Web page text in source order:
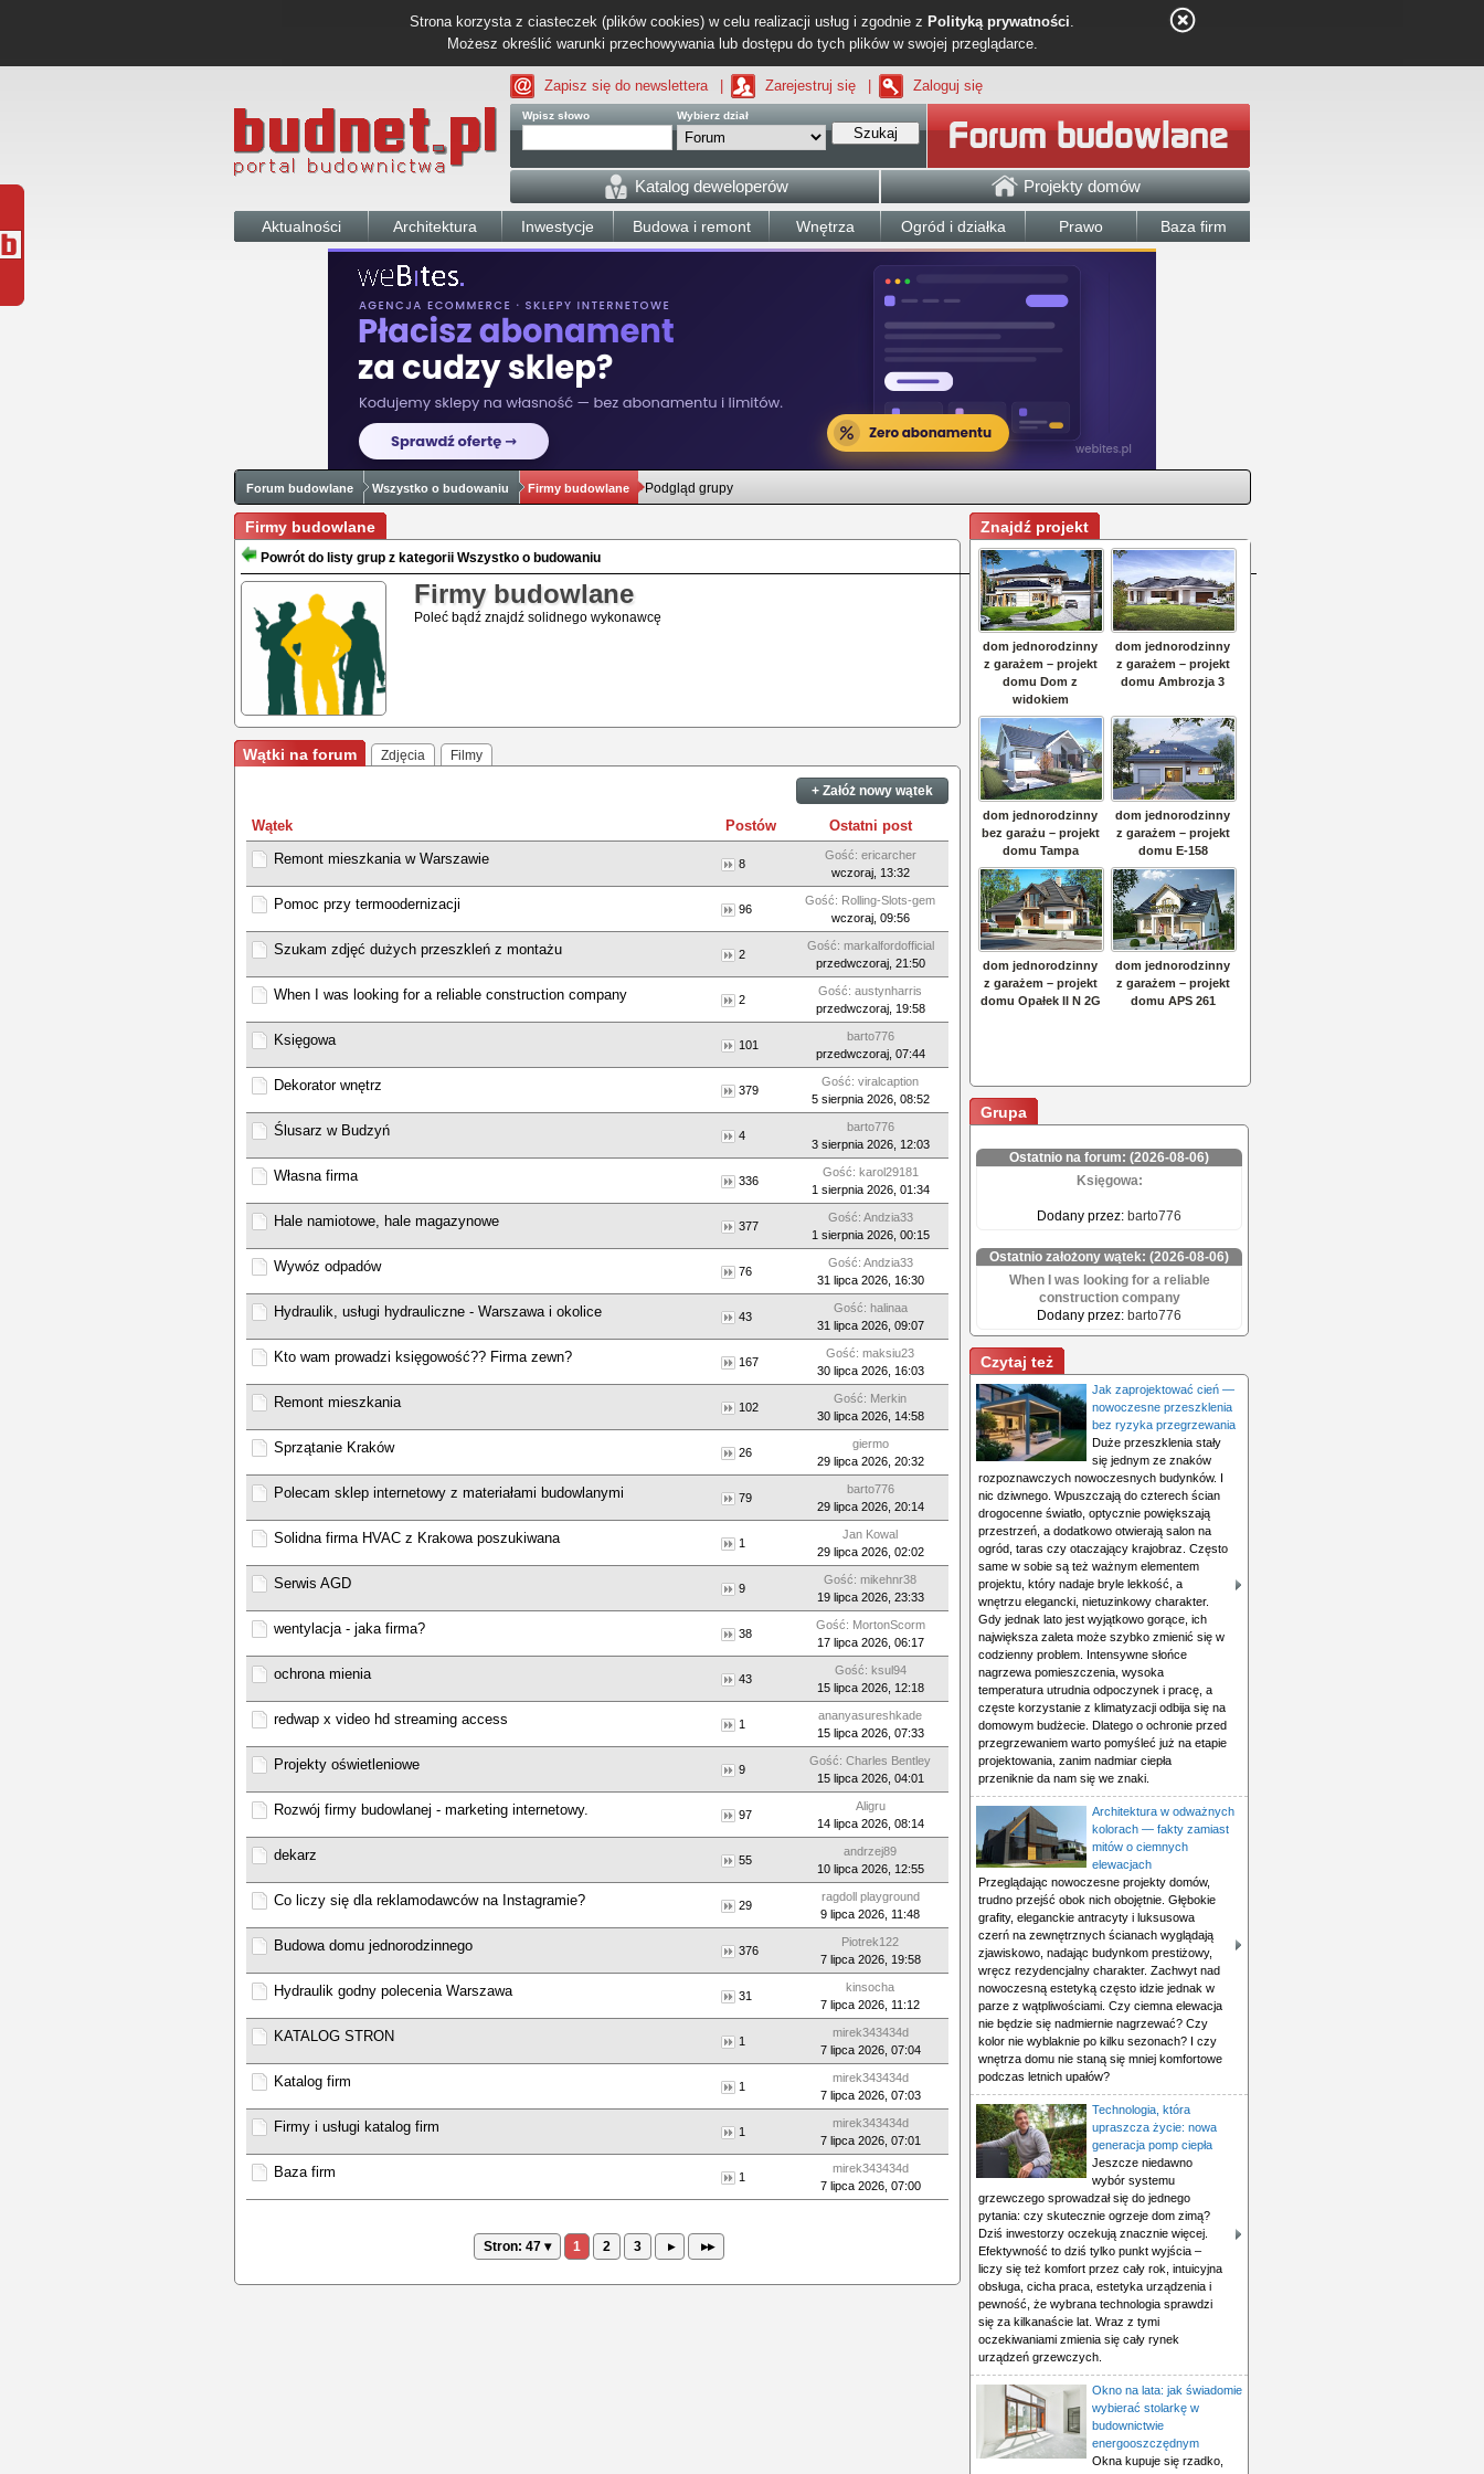
Strona korzysta z ciasteczek (plików cookies) w celu realizacji usług i zgodnie z Polityką prywatności.
Możesz określić warunki przechowywania lub dostępu do tych plików w swojej przeglądarce.
Zapisz się do newslettera Zarejestruj się Zaloguj się
Wpisz słowo Wybierz dział
Szukaj
Katalog deweloperów Projekty domów
Aktualności Architektura Inwestycje Budowa i remont Wnętrza Ogród i działka Prawo Baza firm
Forum budowlane Wszystko o budowaniu Firmy budowlane Podgląd grupy
Firmy budowlane
Powrót do listy grup z kategorii Wszystko o budowaniu
Firmy budowlane
Poleć bądź znajdź solidnego wykonawcę
Wątki na forum Zdjęcia Filmy
+ Załóż nowy wątek
Wątek Postów
Ostatni post
Remont mieszkania w Warszawie
8
Gość: ericarcher
wczoraj, 13:32
Pomoc przy termoodernizacji 96
Gość: Rolling-Slots-gem
wczoraj, 09:56
Szukam zdjęć dużych przeszkleń z montażu 2
Gość: markalfordofficial
przedwczoraj, 21:50
When I was looking for a reliable construction company 2
Gość: austynharris
przedwczoraj, 19:58
Księgowa 101
barto776
przedwczoraj, 07:44
Dekorator wnętrz 379
Gość: viralcaption
5 sierpnia 2026, 08:52
Ślusarz w Budzyń 4
barto776
3 sierpnia 2026, 12:03
Własna firma 336
Gość: karol29181
1 sierpnia 2026, 01:34
Hale namiotowe, hale magazynowe 377
Gość: Andzia33
1 sierpnia 2026, 00:15
Wywóz odpadów 76
Gość: Andzia33
31 lipca 2026, 16:30
Hydraulik, usługi hydrauliczne - Warszawa i okolice 43
Gość: halinaa
31 lipca 2026, 09:07
Kto wam prowadzi księgowość?? Firma zewn? 167
Gość: maksiu23
30 lipca 2026, 16:03
Remont mieszkania 102
Gość: Merkin
30 lipca 2026, 14:58
Sprzątanie Kraków 26
giermo
29 lipca 2026, 20:32
Polecam sklep internetowy z materiałami budowlanymi 79
barto776
29 lipca 2026, 20:14
Solidna firma HVAC z Krakowa poszukiwana 1
Jan Kowal
29 lipca 2026, 02:02
Serwis AGD 9
Gość: mikehnr38
19 lipca 2026, 23:33
wentylacja - jaka firma? 38
Gość: MortonScorm
17 lipca 2026, 06:17
ochrona mienia 43
Gość: ksul94
15 lipca 2026, 12:18
redwap x video hd streaming access 1
ananyasureshkade
15 lipca 2026, 07:33
Projekty oświetleniowe 9
Gość: Charles Bentley
15 lipca 2026, 04:01
Rozwój firmy budowlanej - marketing internetowy. 97
Aligru
14 lipca 2026, 08:14
dekarz 55
andrzej89
10 lipca 2026, 12:55
Co liczy się dla reklamodawców na Instagramie? 29
ragdoll playground
9 lipca 2026, 11:48
Budowa domu jednorodzinnego 376
Piotrek122
7 lipca 2026, 19:58
Hydraulik godny polecenia Warszawa 31
kinsocha
7 lipca 2026, 11:12
KATALOG STRON 1
mirek343434d
7 lipca 2026, 07:04
Katalog firm 1
mirek343434d
7 lipca 2026, 07:03
Firmy i usługi katalog firm 1
mirek343434d
7 lipca 2026, 07:01
Baza firm 1
mirek343434d
7 lipca 2026, 07:00
Stron: 47 ▾ 1 2 3 ▸ ▸▸
Znajdź projekt
Grupa
Ostatnio na forum: (2026-08-06)
Księgowa:
Dodany przez: barto776
Ostatnio założony wątek: (2026-08-06)
When I was looking for a reliable
construction company
Dodany przez: barto776
Czytaj też
Jak zaprojektować cień —
nowoczesne przeszklenia
bez ryzyka przegrzewania
Duże przeszklenia stały
się jednym ze znaków
rozpoznawczych nowoczesnych budynków. I
nic dziwnego. Wpuszczają do czterech ścian
drogocenne światło, optycznie powiększają
przestrzeń, a dodatkowo otwierają salon na
ogród, taras czy otaczający krajobraz. Często
same w sobie są też ważnym elementem
projektu, który nadaje bryle lekkość, a
wnętrzu elegancki, nietuzinkowy charakter.
Gdy jednak lato jest wyjątkowo gorące, ich
największa zaleta może szybko zmienić się w
codzienny problem. Intensywne słońce
nagrzewa pomieszczenia, wysoka
temperatura utrudnia odpoczynek i pracę, a
częste korzystanie z klimatyzacji odbija się na
domowym budżecie. Dlatego o ochronie przed
przegrzewaniem warto pomyśleć już na etapie
projektowania, zanim nadmiar ciepła
przeniknie da nam się we znaki.
Architektura w odważnych
kolorach — fakty zamiast
mitów o ciemnych
elewacjach
Przeglądając nowoczesne projekty domów,
trudno przejść obok nich obojętnie. Głębokie
grafity, eleganckie antracyty i luksusowa
czerń na zewnętrznych ścianach wyglądają
zjawiskowo, nadając budynkom prestiżowy,
wręcz rezydencjalny charakter. Zachwyt nad
nowoczesną estetyką często idzie jednak w
parze z wątpliwościami. Czy ciemna elewacja
nie będzie się nadmiernie nagrzewać? Czy
kolor nie wyblaknie po kilku sezonach? I czy
wnętrza domu nie staną się mniej komfortowe
podczas letnich upałów?
Technologia, która
upraszcza życie: nowa
generacja pomp ciepła
Jeszcze niedawno
wybór systemu
grzewczego sprowadzał się do jednego
pytania: czy skutecznie ogrzeje dom zimą?
Dziś inwestorzy oczekują znacznie więcej.
Efektywność to dziś tylko punkt wyjścia –
liczy się też komfort przez cały rok, intuicyjna
obsługa, cicha praca, estetyka urządzenia i
pewność, że wybrana technologia sprawdzi
się za kilkanaście lat. Wraz z tymi
oczekiwaniami zmienia się cały rynek
urządzeń grzewczych.
Okno na lata: jak świadomie
wybierać stolarkę w
budownictwie
energooszczędnym
Okna kupuje się rzadko,